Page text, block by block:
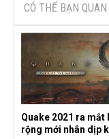
CÓ THỂ BẠN
Quake 2021 ra mắt
rộng mới nhân dịp